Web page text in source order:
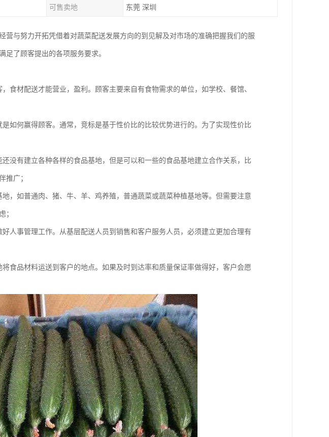
可售卖地 东莞 深圳
营与努力开拓凭借着对蔬菜配送发展方向的到见解及对市场的准确把握我们的服
足了顾客提出的各项服务要求。
食材配送才能营业，盈利。顾客主要来自有食物需求的单位，如学校、餐馆、
如何赢得顾客。通常，竞标是基于性价比的比较优势进行的。为了实现性价比
没有建立各种各样的食品基地，但是可以和一些的食品基地建立合作关系，比
推广；
，如普通肉、猪、牛、羊、鸡养殖，普通蔬菜或蔬菜种植基地等。但需要注意
；
人事管理工作。从基层配送人员到销售和客户服务人员，必须建立更加合理有
食品材料运送到客户的地点。如果及时到达率和质量保证率做得好，客户会愿